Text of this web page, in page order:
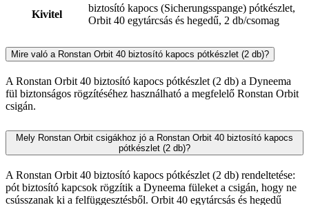
Kivitel
biztosító kapocs (Sicherungsspange) pótkészlet,
Orbit 40 egytárcsás és hegedű, 2 db/csomag
Mire való a Ronstan Orbit 40 biztosító kapocs pótkészlet (2 db)?
A Ronstan Orbit 40 biztosító kapocs pótkészlet (2 db) a Dyneema
fül biztonságos rögzítéséhez használható a megfelelő Ronstan Orbit
csigán.
Mely Ronstan Orbit csigákhoz jó a Ronstan Orbit 40 biztosító kapocs
pótkészlet (2 db)?
A Ronstan Orbit 40 biztosító kapocs pótkészlet (2 db) rendeltetése:
pót biztosító kapcsok rögzítik a Dyneema füleket a csigán, hogy ne
csússzanak ki a felfüggesztésből. Orbit 40 egytárcsás és hegedű